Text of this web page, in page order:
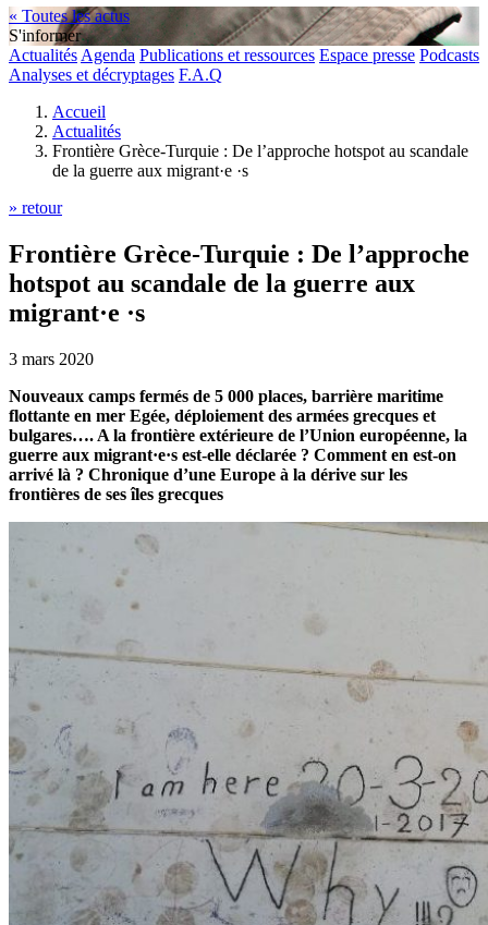
« Toutes les actus
S'informer
Actualités Agenda Publications et ressources Espace presse Podcasts
Analyses et décryptages F.A.Q
Accueil
Actualités
Frontière Grèce-Turquie : De l’approche hotspot au scandale
de la guerre aux migrant·e ·s
» retour
Frontière Grèce-Turquie : De l’approche
hotspot au scandale de la guerre aux
migrant·e ·s
3 mars 2020
Nouveaux camps fermés de 5 000 places, barrière maritime
flottante en mer Egée, déploiement des armées grecques et
bulgares…. A la frontière extérieure de l’Union européenne, la
guerre aux migrant·e·s est-elle déclarée ? Comment en est-on
arrivé là ? Chronique d’une Europe à la dérive sur les
frontières de ses îles grecques